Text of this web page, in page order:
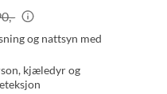
og nattsyn med
kjæledyr og